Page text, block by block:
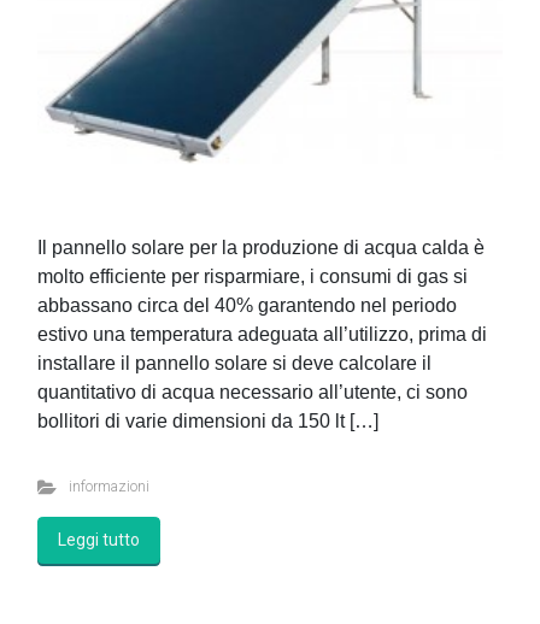
Il pannello solare per la produzione di acqua calda è
molto efficiente per risparmiare, i consumi di gas si
abbassano circa del 40% garantendo nel periodo
estivo una temperatura adeguata all’utilizzo, prima di
installare il pannello solare si deve calcolare il
quantitativo di acqua necessario all’utente, ci sono
bollitori di varie dimensioni da 150 lt […]
informazioni
Leggi tutto